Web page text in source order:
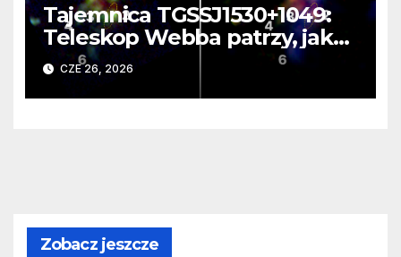
Tajemnica TGSSJ1530+1049:
Teleskop Webba patrzy, jak
rodzi się supergalaktyka i
monstrualna czarna dziura
CZE 26, 2026
Zobacz jeszcze